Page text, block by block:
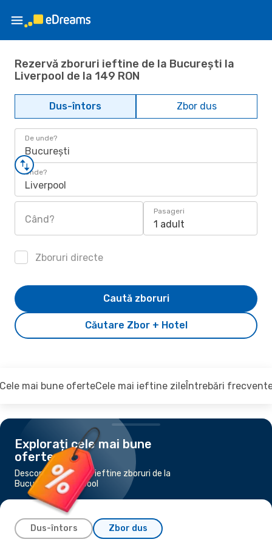
Rezervă zboruri ieftine de la București la
Liverpool de la 149 RON
Dus-întors Zbor dus
De unde?
București
Unde?
Liverpool
Când?
Pasageri
1 adult
Zboruri directe
Căutare Zbor + Hotel
Caută zboruri
mai bune oferteCele mai ieftine zileÎntrebări
Explorați cele mai bune
oferte
Descoperiți cele mai ieftine zboruri de la
București la Liverpool
Dus-întors Zbor dus